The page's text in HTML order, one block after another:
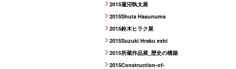
2015蓮沼執太展
2015Shuta Hasunuma
2015鈴木ヒラク展
2015Suzuki Hraku exhi
2015所蔵作品展_歴史の構築
2015Construction-of-